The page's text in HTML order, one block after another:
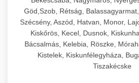
chef-
kereskedelmi
Teljes körű nagykonyhai
professzionális
Minden, ami szükséges
műveletekhez.
Göd,Szob, Rétság,
Szécsény, Aszód, Hatvan, Monor,
Kiskőrös, Kecel, Dusnok,
Bácsalmás, Kelebia, Röszke,
Kistelek, Kiskunfélegyháza,
Tiszakécske